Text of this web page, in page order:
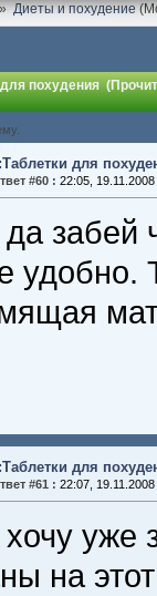
Диеты и похудение
похудения
для
#60 : 22:05, 19.11.2008
забей
удобно.
для
#61 : 22:07, 19.11.2008
хочу уже
на